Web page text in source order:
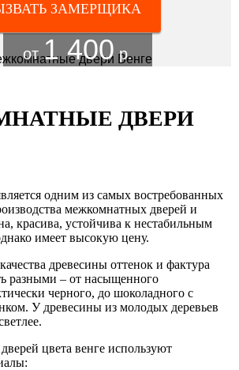
ЗАМЕРЩИКА
от1 400 р.
ДВЕРИ
одним из самых востребованных
межкомнатных дверей и
красива, устойчива к нестабильным
имеет высокую цену.
древесины оттенок и фактура
разными – от насыщенного
черного, до шоколадного с
У древесины из молодых деревьев
цвета венге используют